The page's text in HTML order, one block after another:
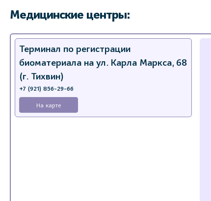
Медицинские центры:
Терминал по регистрации
биоматериала на ул. Карла Маркса, 68
(г. Тихвин)
+7 (921) 856-29-66
На карте